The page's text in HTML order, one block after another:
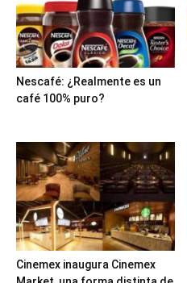
Nescafé: ¿Realmente es un
café 100% puro?
Cinemex inaugura Cinemex